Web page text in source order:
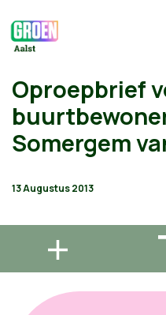
Oproepbrief
Somergem
13 Augustus 2013